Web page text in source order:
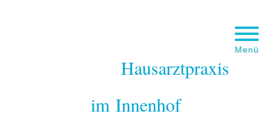
Hausarztpraxis
im Innenhof
Menü